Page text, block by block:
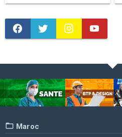
Maroc